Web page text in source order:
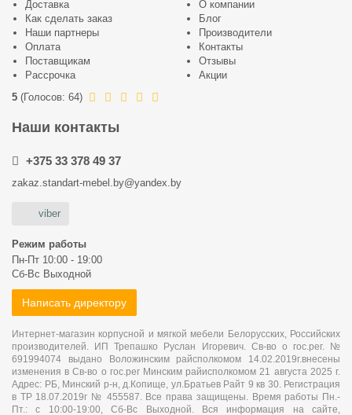
Доставка
Как сделать заказ
Наши партнеры
Оплата
Поставщикам
Рассрочка
О компании
Блог
Производители
Контакты
Отзывы
Акции
5 (Голосов: 64)
Наши контакты
+375 33 378 49 37
zakaz.standart-mebel.by@yandex.by
viber
Режим работы
Пн-Пт 10:00 - 19:00
Сб-Вс Выходной
Написать директору
Интернет-магазин корпусной и мягкой мебели Белорусских, Российских
производителей. ИП Трепашко Руслан Игоревич. Св-во о гос.рег. №
691994074 выдано Воложинским райсполкомом 14.02.2019г.внесены
изменения в Св-во о гос.рег Минским райисполкомом 21 августа 2025 г.
Адрес: РБ, Минский р-н, д.Копище, ул.Братьев Райт 9 кв 30. Регистрация
в ТР 18.07.2019г № 455587. Все права защищены. Время работы Пн.-
Пт.: с 10:00-19:00, Сб-Вс Выходной. Вся информация на сайте,